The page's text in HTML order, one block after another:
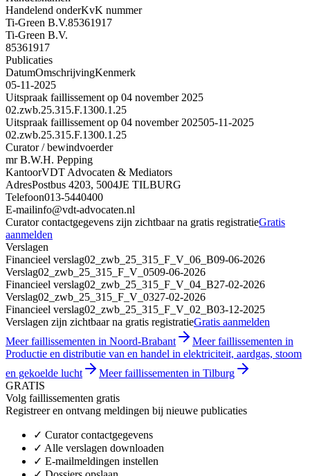
Handelend onderKvK nummer
Ti-Green B.V.85361917
Ti-Green B.V.
85361917
Publicaties
DatumOmschrijvingKenmerk
05-11-2025
Uitspraak faillissement op 04 november 2025
02.zwb.25.315.F.1300.1.25
Uitspraak faillissement op 04 november 202505-11-2025
02.zwb.25.315.F.1300.1.25
Curator / bewindvoerder
mr B.W.H. Pepping
KantoorVDT Advocaten & Mediators
AdresPostbus 4203, 5004JE TILBURG
Telefoon013-5440400
E-mailinfo@vdt-advocaten.nl
Curator contactgegevens zijn zichtbaar na gratis registratieGratis
aanmelden
Verslagen
Financieel verslag02_zwb_25_315_F_V_06_B09-06-2026
Verslag02_zwb_25_315_F_V_0509-06-2026
Financieel verslag02_zwb_25_315_F_V_04_B27-02-2026
Verslag02_zwb_25_315_F_V_0327-02-2026
Financieel verslag02_zwb_25_315_F_V_02_B03-12-2025
Verslagen zijn zichtbaar na gratis registratieGratis aanmelden
Meer faillissementen in Noord-Brabant
Meer faillissementen in
Productie en distributie van en handel in elektriciteit, aardgas, stoom
en gekoelde lucht
Meer faillissementen in Tilburg
GRATIS
Volg faillissementen gratis
Registreer en ontvang meldingen bij nieuwe publicaties
✓ Curator contactgegevens
✓ Alle verslagen downloaden
✓ E-mailmeldingen instellen